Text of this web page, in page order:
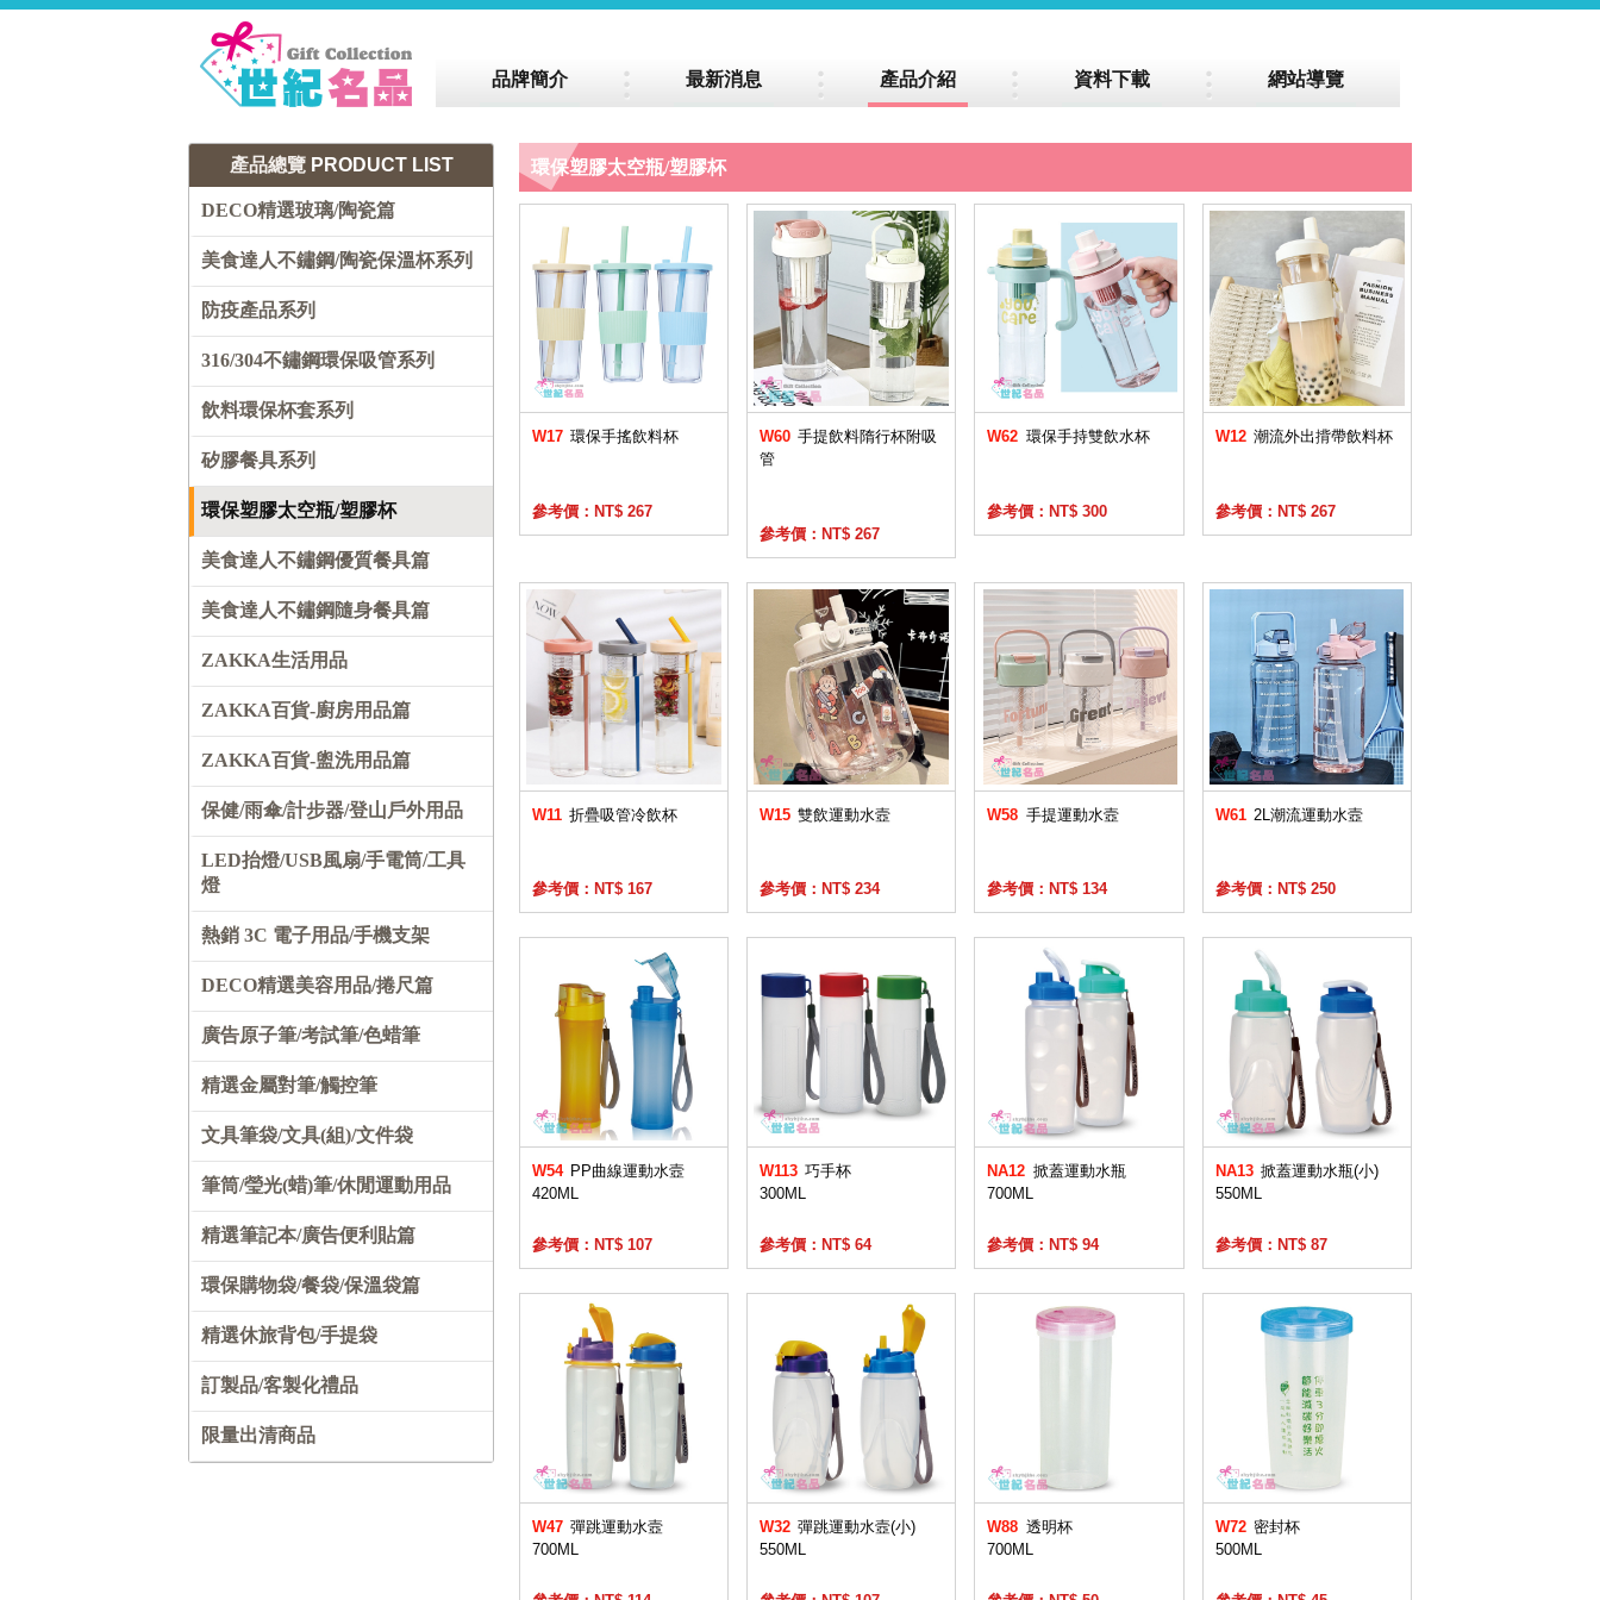
品牌簡介 最新消息 產品介紹 資料下載 網站導覽
產品總覽 PRODUCT LIST
DECO精選玻璃/陶瓷篇
美食達人不鏽鋼/陶瓷保溫杯系列
防疫產品系列
316/304不鏽鋼環保吸管系列
飲料環保杯套系列
矽膠餐具系列
環保塑膠太空瓶/塑膠杯
美食達人不鏽鋼優質餐具篇
美食達人不鏽鋼隨身餐具篇
ZAKKA生活用品
ZAKKA百貨-廚房用品篇
ZAKKA百貨-盥洗用品篇
保健/雨傘/計步器/登山戶外用品
LED抬燈/USB風扇/手電筒/工具
燈
熱銷 3C 電子用品/手機支架
DECO精選美容用品/捲尺篇
廣告原子筆/考試筆/色蜡筆
精選金屬對筆/觸控筆
文具筆袋/文具(組)/文件袋
筆筒/瑩光(蜡)筆/休閒運動用品
精選筆記本/廣告便利貼篇
環保購物袋/餐袋/保溫袋篇
精選休旅背包/手提袋
訂製品/客製化禮品
限量出清商品
環保塑膠太空瓶/塑膠杯
W17 環保手搖飲料杯
參考價：NT$ 267
W60 手提飲料隋行杯附吸
管
參考價：NT$ 267
W62 環保手持雙飲水杯
參考價：NT$ 300
W12 潮流外出揹帶飲料杯
參考價：NT$ 267
W11 折疊吸管冷飲杯
參考價：NT$ 167
W15 雙飲運動水壼
參考價：NT$ 234
W58 手提運動水壼
參考價：NT$ 134
W61 2L潮流運動水壼
參考價：NT$ 250
W54 PP曲線運動水壼
420ML
參考價：NT$ 107
W113 巧手杯
300ML
參考價：NT$ 64
NA12 掀蓋運動水瓶
700ML
參考價：NT$ 94
NA13 掀蓋運動水瓶(小)
550ML
參考價：NT$ 87
W47 彈跳運動水壼
700ML
W32 彈跳運動水壼(小)
550ML
W88 透明杯
700ML
W72 密封杯
500ML